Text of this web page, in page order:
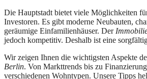
Die Hauptstadt bietet viele Möglichkeiten
Investoren. Es gibt moderne Neubauten,
geräumige Einfamilienhäuser. Der
jedoch kompetitiv. Deshalb ist eine
Wir zeigen Ihnen die wichtigsten Aspekte
Berlin. Von Markttrends bis zu
verschiedenen Wohntypen. Unsere Tipps